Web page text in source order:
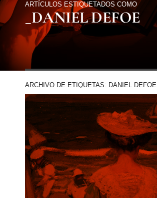
ARTÍCULOS ESTIQUETADOS COMO
_DANIEL DEFOE
ARCHIVO DE ETIQUETAS: DANIEL DEFOE